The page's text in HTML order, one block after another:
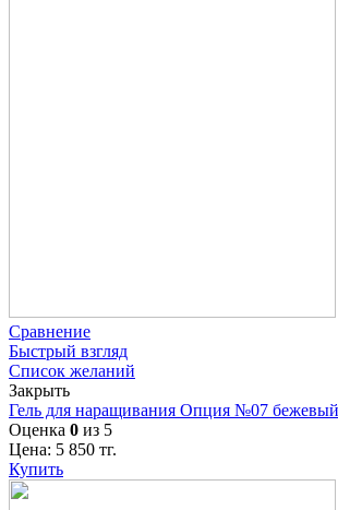
Сравнение
Быстрый взгляд
Список желаний
Закрыть
Гель для наращивания Опция №07
Оценка 0 из 5
Цена: 5 850 тг.
Купить